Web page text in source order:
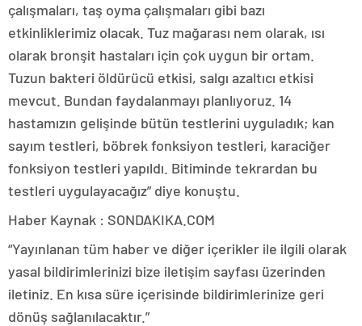
çalışmaları, taş oyma çalışmaları gibi bazı
etkinliklerimiz olacak. Tuz mağarası nem olarak, ısı
olarak bronşit hastaları için çok uygun bir ortam.
Tuzun bakteri öldürücü etkisi, salgı azaltıcı etkisi
mevcut. Bundan faydalanmayı planlıyoruz. 14
hastamızın gelişinde bütün testlerini uyguladık; kan
sayım testleri, böbrek fonksiyon testleri, karaciğer
fonksiyon testleri yapıldı. Bitiminde tekrardan bu
testleri uygulayacağız” diye konuştu.
Haber Kaynak : SONDAKIKA.COM
“Yayınlanan tüm haber ve diğer içerikler ile ilgili olarak
yasal bildirimlerinizi bize iletişim sayfası üzerinden
iletiniz. En kısa süre içerisinde bildirimlerinize geri
dönüş sağlanılacaktır.”